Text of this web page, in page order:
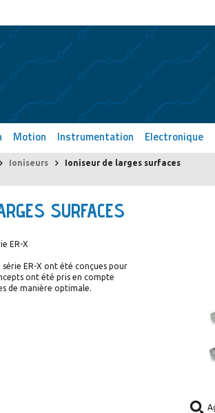
Motion Instrumentation Electronique
Ioniseurs Ioniseur de larges surfaces
SURFACES
ER-X
ER-X ont été conçues pour
ont été pris en compte
de manière optimale.